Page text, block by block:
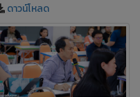
ดาวน์โหลด